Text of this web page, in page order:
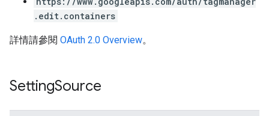
.edit.containers
詳情請參閱 OAuth 2.0 Overview。
SettingSource